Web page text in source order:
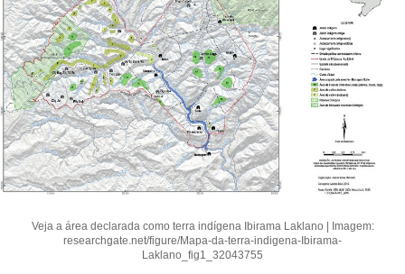
Veja a área declarada como terra indígena Ibirama Laklano | Imagem:
researchgate.net/figure/Mapa-da-terra-indigena-Ibirama-
Laklano_fig1_32043755